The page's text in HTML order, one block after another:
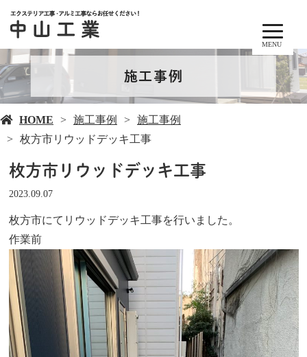
MENU
施工事例
HOME 施工事例
施工事例
枚方市リウッドデッキ工事
枚方市リウッドデッキ工事
2023.09.07
枚方市にてリウッドデッキ工事を行いました。
作業前